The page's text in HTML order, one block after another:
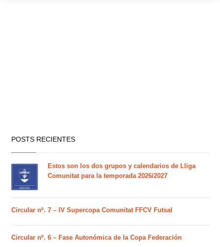
POSTS RECIENTES
Estos son los dos grupos y calendarios de Lliga
Comunitat para la temporada 2026/2027
Circular nº. 7 – IV Supercopa Comunitat FFCV Futsal
Circular nº. 6 – Fase Autonómica de la Copa Federación